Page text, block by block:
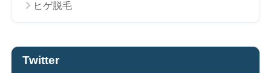
ヒゲ脱毛
Twitter